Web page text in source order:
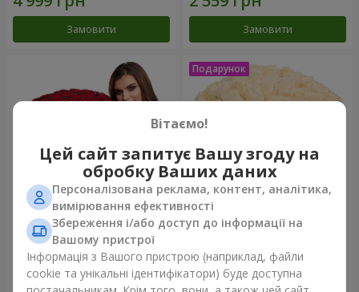
Замовити Замовити
151 червона троянда
19 998 грн
Букет "Очей чарівність"
3 999 грн
Вітаємо!
Цей сайт запитує Вашу згоду на
обробку Ваших даних
Персоналізована реклама, контент, аналітика,
вимірювання ефективності
Збереження і/або доступ до інформації на
Вашому пристрої
Інформація з Вашого пристрою (наприклад, файли
cookie та унікальні ідентифікатори) буде доступна